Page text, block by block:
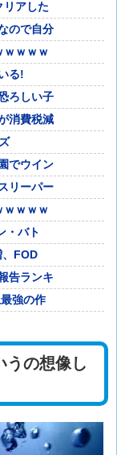
リアした
ので自分
ｗｗｗ
る!
ろしい子
消費税減
でウイン
リーパー
ｗｗｗ
・バト
、FOD
告ランキ
強の作
うの想像し